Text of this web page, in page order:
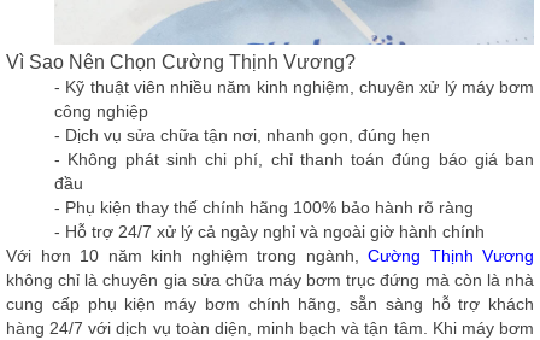
Vì Sao Nên Chọn Cường Thịnh Vương?
- Kỹ thuật viên nhiều năm kinh nghiệm, chuyên xử lý máy bơm
công nghiệp
- Dịch vụ sửa chữa tận nơi, nhanh gọn, đúng hẹn
- Không phát sinh chi phí, chỉ thanh toán đúng báo giá ban
đầu
- Phụ kiện thay thế chính hãng 100% bảo hành rõ ràng
- Hỗ trợ 24/7 xử lý cả ngày nghỉ và ngoài giờ hành chính
Với hơn 10 năm kinh nghiệm trong ngành, Cường Thịnh Vương
không chỉ là chuyên gia sửa chữa máy bơm trục đứng mà còn là nhà
cung cấp phụ kiện máy bơm chính hãng, sẵn sàng hỗ trợ khách
hàng 24/7 với dịch vụ toàn diện, minh bạch và tận tâm. Khi máy bơm